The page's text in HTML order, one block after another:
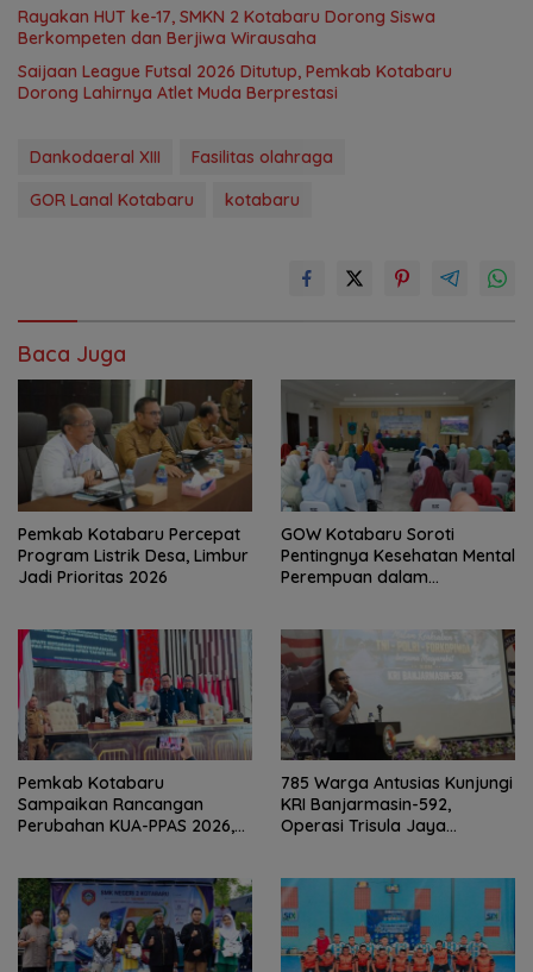
Rayakan HUT ke-17, SMKN 2 Kotabaru Dorong Siswa
Berkompeten dan Berjiwa Wirausaha
Saijaan League Futsal 2026 Ditutup, Pemkab Kotabaru
Dorong Lahirnya Atlet Muda Berprestasi
Dankodaeral XIII
Fasilitas olahraga
GOR Lanal Kotabaru
kotabaru
Baca Juga
Pemkab Kotabaru Percepat
Program Listrik Desa, Limbur
Jadi Prioritas 2026
GOW Kotabaru Soroti
Pentingnya Kesehatan Mental
Perempuan dalam
Pemkab Kotabaru
Sampaikan Rancangan
Perubahan KUA-PPAS 2026,
785 Warga Antusias Kunjungi
KRI Banjarmasin-592,
Operasi Trisula Jaya